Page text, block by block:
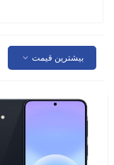
بیشترین قیمت